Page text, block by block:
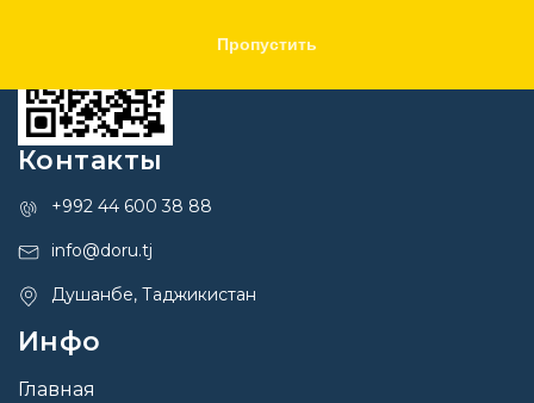
Пропустить
Контакты
+992 44 600 38 88
info@doru.tj
Душанбе, Таджикистан
Инфо
Главная